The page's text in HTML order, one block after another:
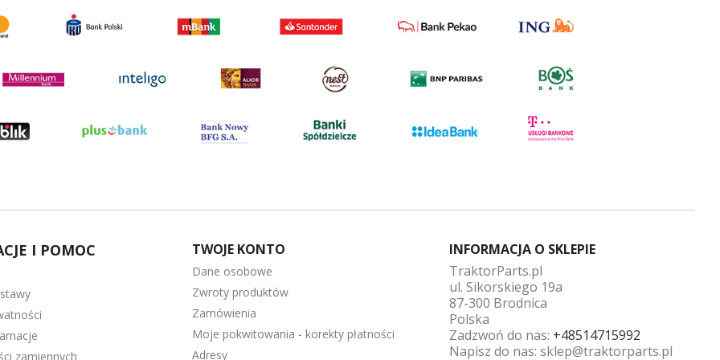
I POMOC
zamiennych
TWOJE KONTO
Dane osobowe
Zwroty produktów
Zamówienia
Moje pokwitowania - korekty płatności
Adresy
INFORMACJA O SKLEPIE
TraktorParts.pl
ul. Sikorskiego 19a
87-300 Brodnica
Polska
Zadzwoń do nas: +48514715992
Napisz do nas: sklep@traktorparts.pl